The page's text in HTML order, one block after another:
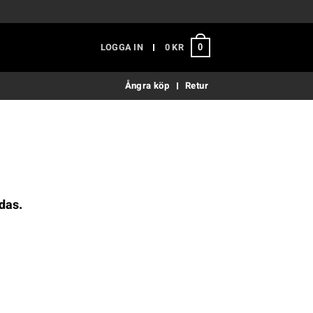
LOGGA IN 0KR 0
Ångra köp Retur